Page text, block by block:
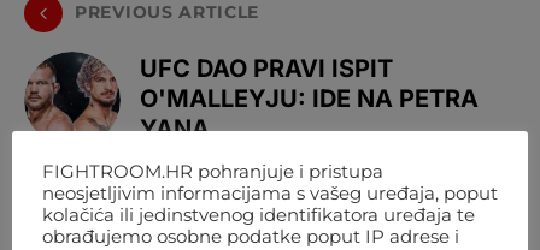
PREVIOUS ARTICLE
UFC DAO PRAVI ISPIT
O'MALLEYJU: IDE NA PETRA
YANA
NEXT ARTICLE
[VIDEO] 'BOLJI SAM OD YANA,
FIGHTROOM.HR pohranjuje i pristupa
neosjetljivim informacijama s vašeg uređaja, poput
kolačića ili jedinstvenog identifikatora uređaja te
obrađujemo osobne podatke poput IP adrese i